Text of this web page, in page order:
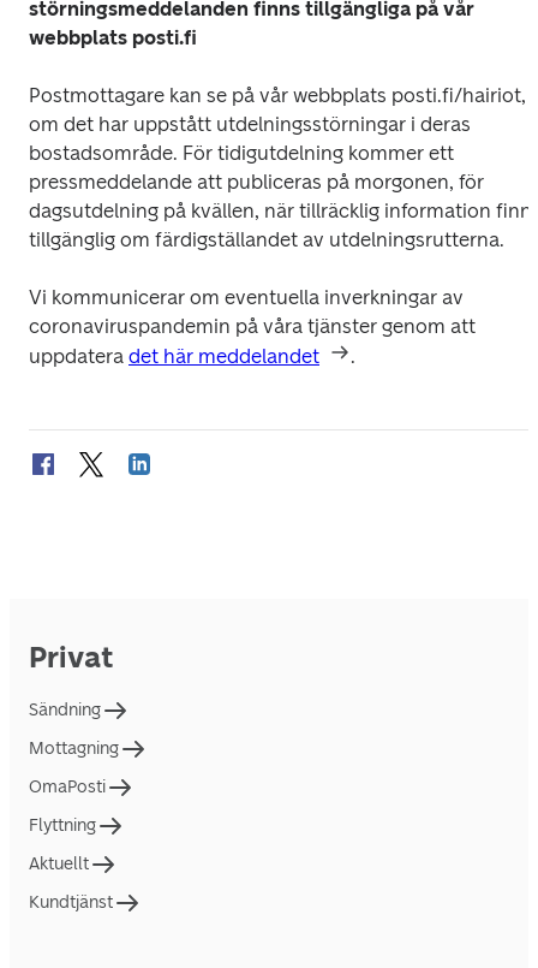
störningsmeddelanden finns tillgängliga på vår
webbplats posti.fi
Postmottagare kan se på vår webbplats posti.fi/hairiot,
om det har uppstått utdelningsstörningar i deras
bostadsområde. För tidigutdelning kommer ett
pressmeddelande att publiceras på morgonen, för
dagsutdelning på kvällen, när tillräcklig information
tillgänglig om färdigställandet av utdelningsrutterna.
Vi kommunicerar om eventuella inverkningar av
coronaviruspandemin på våra tjänster genom att
uppdatera det här meddelandet .
Privat
Sändning
Mottagning
OmaPosti
Flyttning
Aktuellt
Kundtjänst